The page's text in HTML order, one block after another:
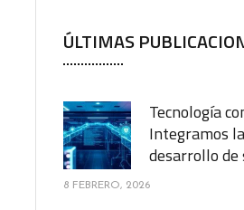
ÚLTIMAS
Tecnología
Integramos
desarrollo
8 FEBRERO, 2026